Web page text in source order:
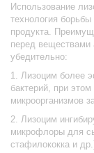
Использование
технология
продукта.
перед веществами
убедительно:
1. Лизоцим более
бактерий, при
микроорганизмов
2. Лизоцим
микрофлоры для
стафилококка и